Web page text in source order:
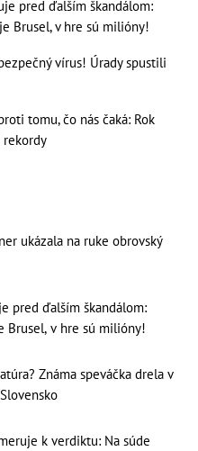
pred ďalším škandálom:
Brusel, v hre sú milióny!
vírus! Úrady spustili
tomu, čo nás čaká: Rok
ukázala na ruke obrovský
pred ďalším škandálom:
Brusel, v hre sú milióny!
Známa speváčka drela v
k verdiktu: Na súde